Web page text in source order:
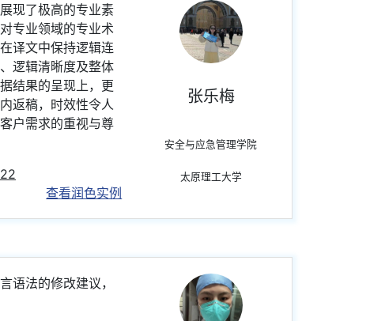
现了极高的专业素
专业领域的专业术
译文中保持逻辑连
逻辑清晰度及整体
结果的呈现上，更
返稿，时效性令人
户需求的重视与尊
查看润色实例
张乐梅
安全与应急管理学院
太原理工大学
语法的修改建议，